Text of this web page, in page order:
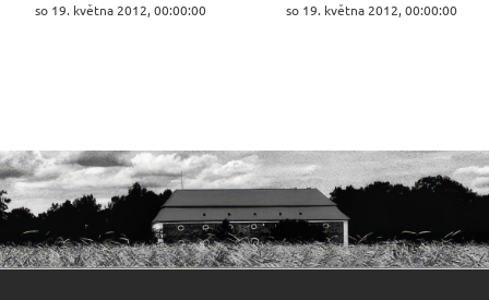
so 19. května 2012, 00:00:00
so 19. května 2012, 00:00:00